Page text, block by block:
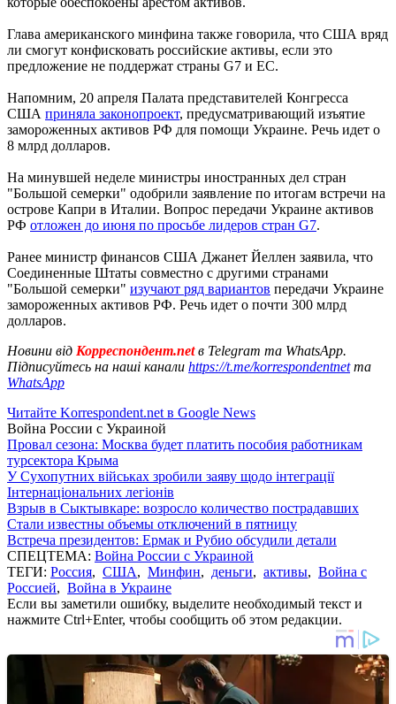
Глава американского минфина также говорила, что США вряд
ли смогут конфисковать российские активы, если это
предложение не поддержат страны G7 и ЕС.
Напомним, 20 апреля Палата представителей Конгресса
США приняла законопроект, предусматривающий изъятие
замороженных активов РФ для помощи Украине. Речь идет о
8 млрд долларов.
На минувшей неделе министры иностранных дел стран
"Большой семерки" одобрили заявление по итогам встречи на
острове Капри в Италии. Вопрос передачи Украине активов
РФ отложен до июня по просьбе лидеров стран G7.
Ранее министр финансов США Джанет Йеллен заявила, что
Соединенные Штаты совместно с другими странами
"Большой семерки" изучают ряд вариантов передачи Украине
замороженных активов РФ. Речь идет о почти 300 млрд
долларов.
Новини від Корреспондент.netв Telegram та WhatsApp.
Підписуйтесь на наші канали https://t.me/korrespondentnetта
WhatsApp
Читайте Korrespondent.net в Google News
Война России с Украиной
Провал сезона: Москва будет платить пособия работникам
турсектора Крыма
У Сухопутних військах зробили заяву щодо інтеграції
Інтернаціональних легіонів
Взрыв в Сыктывкаре: возросло количество пострадавших
Стали известны объемы отключений в пятницу
Встреча президентов: Ермак и Рубио обсудили детали
СПЕЦТЕМА: Война России с Украиной
ТЕГИ: Россия, США, Минфин, деньги, активы, Война с
Россией, Война в Украине
Если вы заметили ошибку, выделите необходимый текст и
нажмите Ctrl+Enter, чтобы сообщить об этом редакции.